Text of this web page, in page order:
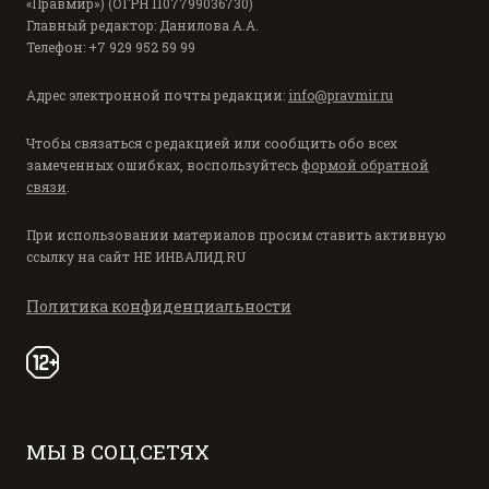
Главный редактор: Данилова А.А.
Телефон: +7 929 952 59 99
Адрес электронной почты редакции: info@pravmir.ru
Чтобы связаться с редакцией или сообщить обо всех
замеченных ошибках, воспользуйтесь формой обратной
связи
При использовании материалов просим ставить активную
ссылку на сайт НЕ ИНВАЛИД.RU
Политика конфиденциальности
МЫ В СОЦ.СЕТЯХ